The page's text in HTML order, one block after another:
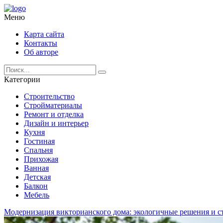
Меню
Карта сайта
Контакты
Об авторе
Категории
Строительство
Стройматериалы
Ремонт и отделка
Дизайн и интерьер
Кухня
Гостиная
Спальня
Прихожая
Ванная
Детская
Балкон
Мебель
Модернизация викторианского дома: экологичные решения и